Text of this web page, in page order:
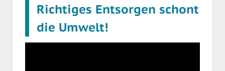
Richtiges Entsorgen schont
die Umwelt!